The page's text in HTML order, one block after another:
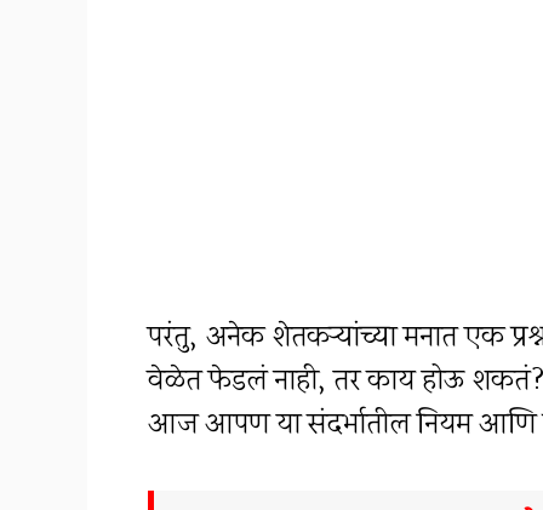
परंतु, अनेक शेतकऱ्यांच्या मनात एक
वेळेत फेडलं नाही, तर काय होऊ शकतं?
आज आपण या संदर्भातील नियम आणि